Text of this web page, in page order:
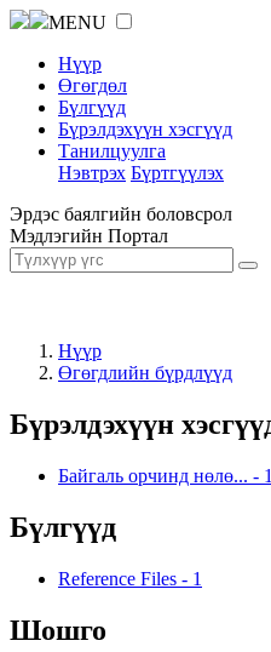
MENU
Нүүр
Өгөгдөл
Бүлгүүд
Бүрэлдэхүүн хэсгүүд
Танилцуулга
Нэвтрэх Бүртгүүлэх
Эрдэс баялгийн боловсрол
Мэдлэгийн Портал
Нүүр
Өгөгдлийн бүрдлүүд
Бүрэлдэхүүн
Байгаль орчинд нөлө... - 1
Бүлгүүд
Reference Files - 1
Шошго